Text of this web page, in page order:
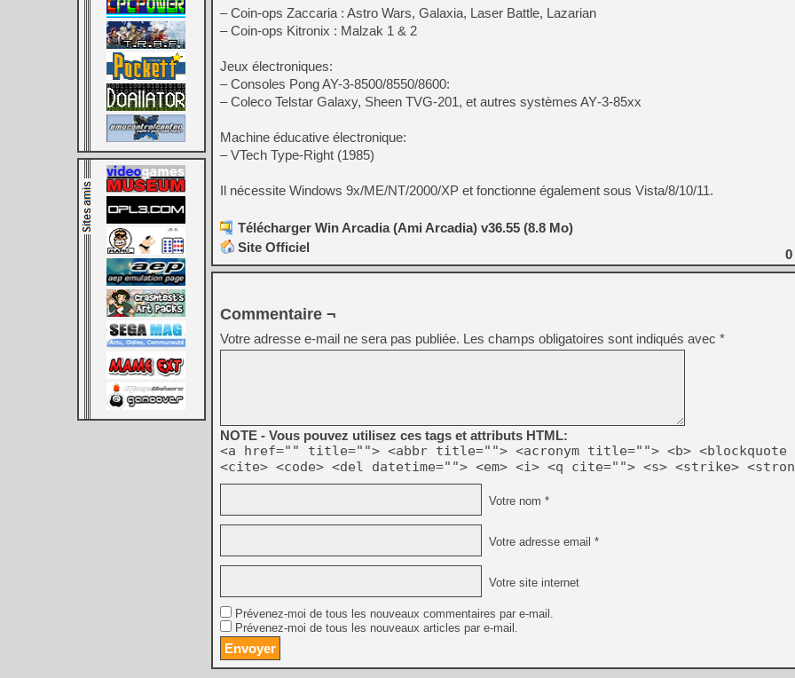
– Coin-ops Zaccaria : Astro Wars, Galaxia, Laser Battle, Lazarian
– Coin-ops Kitronix : Malzak 1 & 2
Jeux électroniques:
– Consoles Pong AY-3-8500/8550/8600:
– Coleco Telstar Galaxy, Sheen TVG-201, et autres systèmes AY‑3‑85xx
Machine éducative électronique:
– VTech Type-Right (1985)
Il nécessite Windows 9x/ME/NT/2000/XP et fonctionne également sous Vista/8/10/11.
Télécharger Win Arcadia (Ami Arcadia) v36.55 (8.8 Mo)
Site Officiel
0
Commentaire ¬
Votre adresse e-mail ne sera pas publiée. Les champs obligatoires sont indiqués avec *
NOTE - Vous pouvez utilisez ces tags et attributs HTML:
<a href="" title=""> <abbr title=""> <acronym title=""> <b> <blockquote
<cite> <code> <del datetime=""> <em> <i> <q cite=""> <s> <strike>
Votre nom *
Votre adresse email *
Votre site internet
Prévenez-moi de tous les nouveaux commentaires par e-mail.
Prévenez-moi de tous les nouveaux articles par e-mail.